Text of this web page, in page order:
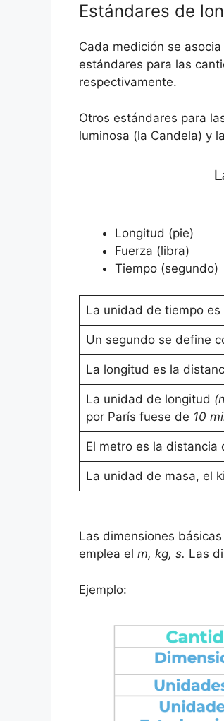
Estándares de
Cada medición se
estándares para las
respectivamente.
Otros estándares para
luminosa (la Candela) y
Longitud (pie)
Fuerza (libra)
Tiempo (segundo)
La unidad de tiempo
Un segundo se define
La longitud es la
La unidad de longitud
por París fuese de 10
El metro es la distancia
La unidad de masa, el
Las dimensiones
emplea el m, kg, s. Las
Ejemplo: